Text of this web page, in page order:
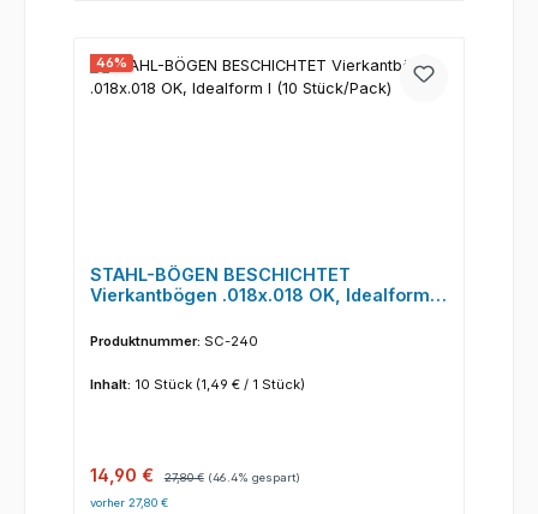
46%
STAHL-BÖGEN BESCHICHTET
Vierkantbögen .018x.018 OK, Idealform I
Produktnummer: SC-240
Inhalt: 10 Stück (1,49 € / 1 Stück)
Verkaufspreis:
14,90 € 27,80 € (46.4% gespart)
vorher 27,80 €